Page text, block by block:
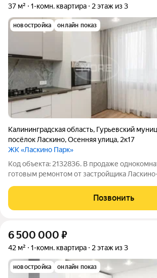
37 м² 1-комн. квартира 2 этаж из 3
новостройка онлайн показ
Калининградская область, Гурьевский
посёлок Ласкино,Осенняя улица, 2к17
ЖК «Ласкино Парк»
Код объекта: 2132836. В продаже
готовым ремонтом от застройщика
Военная ипотека IT ипотека Готовый
Позвонить
6 500 000 ₽
42 м² 1-комн. квартира 2 этаж из 3
новостройка онлайн показ